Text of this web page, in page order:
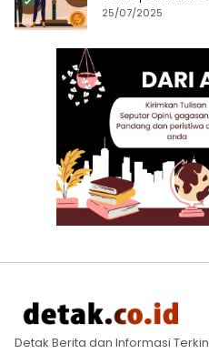
25/07/2025
Detak Berita dan Informasi